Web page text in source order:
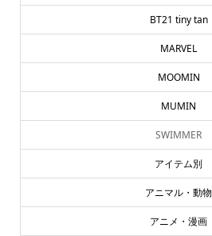
BT21 tiny tan
MARVEL
MOOMIN
MUMIN
SWIMMER
アイテム別
アニマル・動物
アニメ・漫画